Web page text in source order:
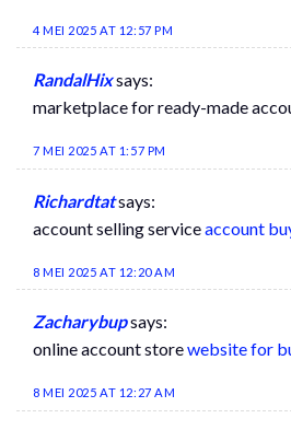
4 MEI 2025 AT 12:57 PM
RandalHixsays:
marketplace for ready-made
7 MEI 2025 AT 1:57 PM
Richardtatsays:
account selling serviceaccount
8 MEI 2025 AT 12:20 AM
Zacharybupsays:
online account storewebsite for
8 MEI 2025 AT 12:27 AM